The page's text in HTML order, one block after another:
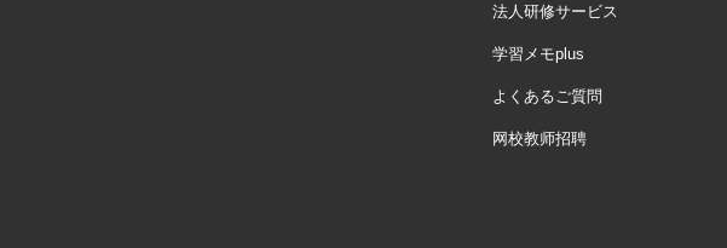
法人研修サービス
学習メモplus
よくあるご質問
网校教师招聘